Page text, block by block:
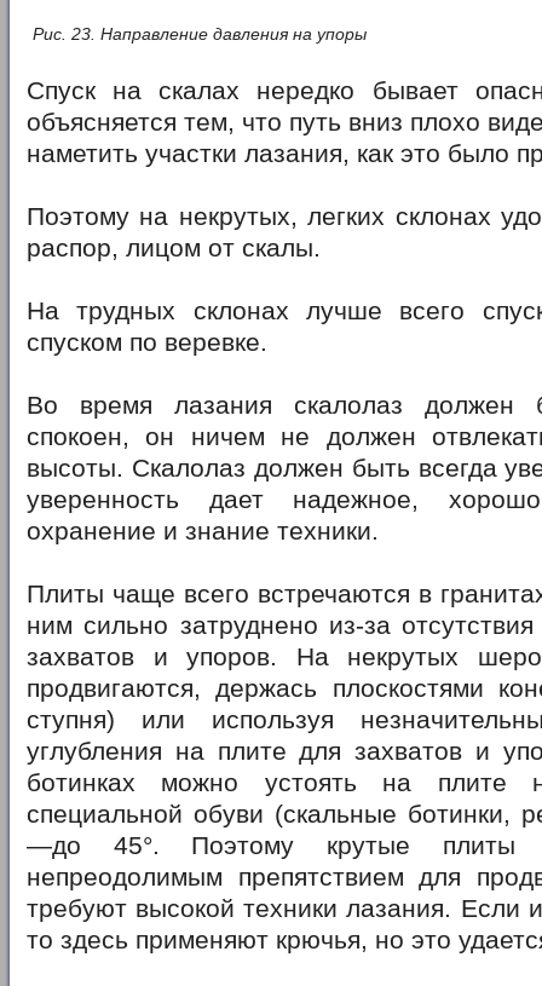
Рис. 23. Направление давления на упоры
Спуск на скалах нередко бывает
объясняется тем, что путь вниз плохо
наметить участки лазания, как это было
Поэтому на некрутых, легких склонах
распор, лицом от скалы.
На трудных склонах лучше всего
спуском по веревке.
Во время лазания скалолаз должен
спокоен, он ничем не должен
высоты. Скалолаз должен быть всегда
уверенность дает надежное, хорошо
охранение и знание техники.
Плиты чаще всего встречаются в
ним сильно затруднено из-за
захватов и упоров. На некрутых
продвигаются, держась плоскостями
ступня) или используя
углубления на плите для захватов и
ботинках можно устоять на плите
специальной обуви (скальные ботинки,
—до 45°. Поэтому крутые плиты
непреодолимым препятствием для
требуют высокой техники лазания. Если
то здесь применяют крючья, но это